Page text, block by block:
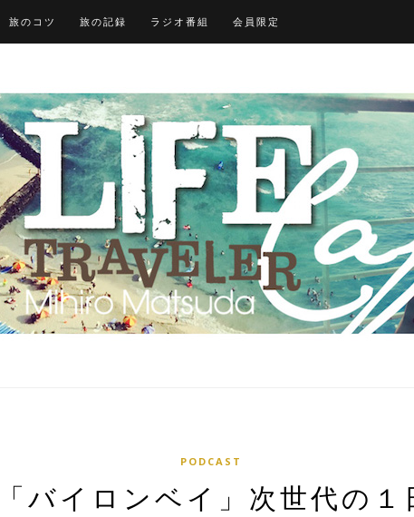
旅のコツ 旅の記録 ラジオ番組 会員限定
PODCAST
バイロンベイ」次世代の１